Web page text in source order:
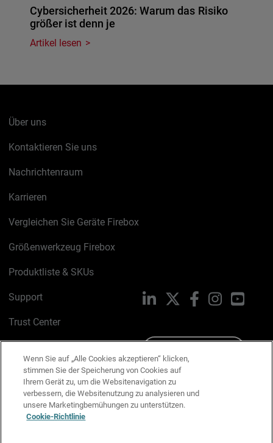
Cybersicherheit 2026: Warum das Risiko
größer ist denn je
Artikel lesen
Über uns
Kontaktieren Sie uns
Nachrichtenraum
Karrieren
Vergleichen Sie Geräte Firebox
Größenwerkzeug Firebox
Produktliste & SKUs
Support
Trust Center
Cookie-Richtlinie
Datenschutzrichtlinie
Media & Brand Kit
LinkedIn FacebookInstagram
Wenn Sie auf „Alle Cookies akzeptieren“ klicken,
stimmen Sie der Speicherung von Cookies auf
Ihrem Gerät zu, um die Websitenavigation zu
verbessern, die Websitenutzung zu analysieren und
unsere Marketingbemühungen zu unterstützen.
Cookie-Richtlinie